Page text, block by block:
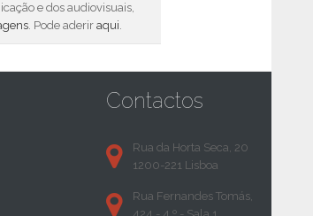
e dos audiovisuais,
. Pode aderir aqui.
Contactos
Rua da Horta Seca, 20
1200-221 Lisboa
Rua Fernandes Tomás,